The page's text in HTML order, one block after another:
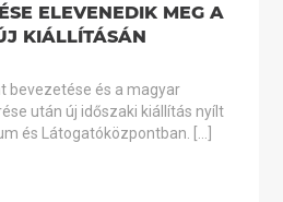
ELEVENEDIK MEG A
KIÁLLÍTÁSÁN
bevezetése és a magyar
után új időszaki kiállítás nyílt
és Látogatóközpontban. […]